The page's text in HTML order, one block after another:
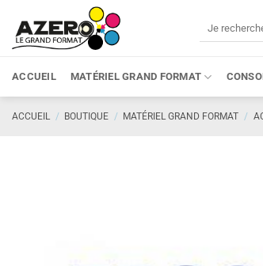
contenu
ACCUEIL MATÉRIEL GRAND FORMAT
ACCUEIL / BOUTIQUE / MATÉRIEL GRAND FORMAT /